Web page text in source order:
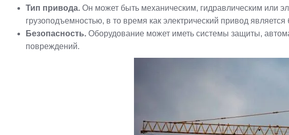
Тип привода. Он может быть механическим, гидравлическим или
грузоподъемностью, в то время как электрический привод
Безопасность. Оборудование может иметь системы защиты,
повреждений.